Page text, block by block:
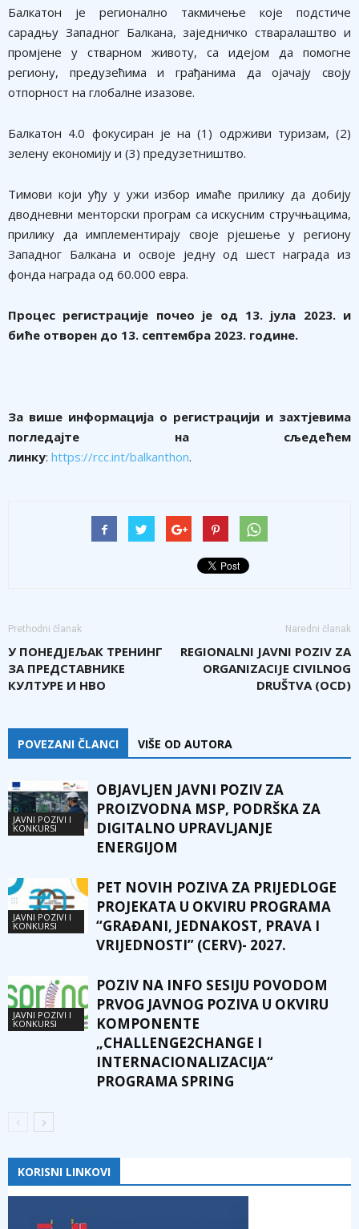
Балкатон је регионално такмичење које подстиче
сарадњу Западног Балкана, заједничко стваралаштво и
промјене у стварном животу, са идејом да помогне
региону, предузећима и грађанима да ојачају своју
отпорност на глобалне изазове.
Балкатон 4.0 фокусиран је на (1) одрживи туризам, (2)
зелену економију и (3) предузетништво.
Тимови који уђу у ужи избор имаће прилику да добију
дводневни менторски програм са искусним стручњацима,
прилику да имплементирају своје рjешење у региону
Западног Балкана и освоје једну од шест награда из
фонда награда од 60.000 евра.
Процес регистрације почео је од 13. јула 2023. и
биће отворен до 13. септембра 2023. године.
За више информација о регистрацији и захтјевима
погледајте на сљедећем
линку: https://rcc.int/balkanthon.
Prethodni članak
У ПОНЕДЈЕЉАК ТРЕНИНГ
ЗА ПРЕДСТАВНИКЕ
КУЛТУРЕ И НВО
Naredni članak
REGIONALNI JAVNI POZIV ZA
ORGANIZACIJE CIVILNOG
DRUŠTVA (OCD)
POVEZANI ČLANCI VIŠE OD AUTORA
JAVNI POZIVI I
KONKURSI
OBJAVLJEN JAVNI POZIV ZA
PROIZVODNA MSP, PODRŠKA ZA
DIGITALNO UPRAVLJANJE
ENERGIJOM
JAVNI POZIVI I
KONKURSI
PET NOVIH POZIVA ZA PRIJEDLOGE
PROJEKATA U OKVIRU PROGRAMA
“GRAĐANI, JEDNAKOST, PRAVA I
VRIJEDNOSTI” (CERV)- 2027.
JAVNI POZIVI I
KONKURSI
POZIV NA INFO SESIJU POVODOM
PRVOG JAVNOG POZIVA U OKVIRU
KOMPONENTE
„CHALLENGE2CHANGE I
INTERNACIONALIZACIJA“
PROGRAMA SPRING
KORISNI LINKOVI